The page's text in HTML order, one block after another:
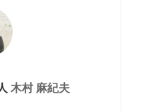
木村 麻紀夫